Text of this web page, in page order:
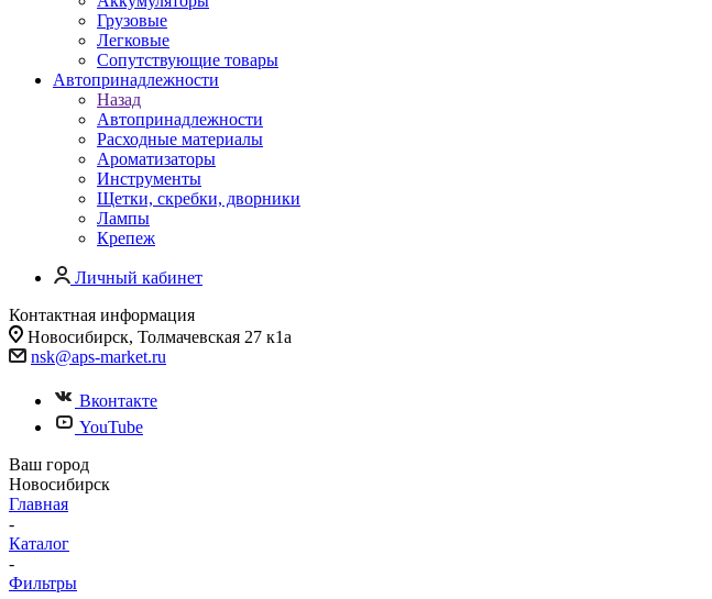
Грузовые
Легковые
Сопутствующие товары
Автопринадлежности
Назад
Автопринадлежности
Расходные материалы
Ароматизаторы
Инструменты
Щетки, скребки, дворники
Лампы
Крепеж
Личный кабинет
Контактная информация
Новосибирск, Толмачевская 27 к1а
nsk@aps-market.ru
Вконтакте
YouTube
Ваш город
Новосибирск
Главная
-
Каталог
-
Фильтры